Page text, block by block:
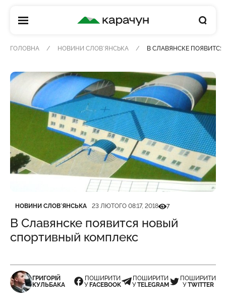
КАРАЧУН
ГОЛОВНА НОВИНИ СЛОВʼЯНСЬКА В СЛАВЯНСКЕ
Категорія
НОВИНИ СЛОВʼЯНСЬКА
Дата публікації 23 ЛЮТОГО 08:17, 2018Кількість переглядів
7
В Славянске появится новый
спортивный комплекс
ГРИГОРІЙ
КУЛЬБАКА
ПОШИРИТИ
У FACEBOOK
ПОШИРИТИ
УTELEGRAM
ПОШИРИТИ
УTWITTER